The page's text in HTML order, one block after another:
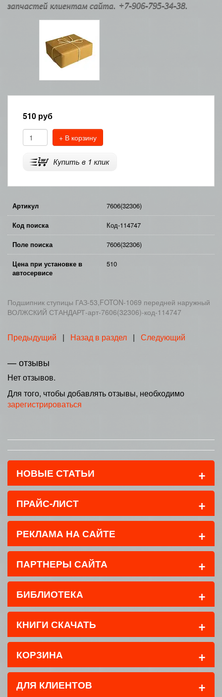
запчастей клиентам сайта. +7-906-795-34-38.
510 руб
+ В корзину
Артикул 7606(32306)
Код поиска Код-114747
Поле поиска 7606(32306)
Цена при установке в
автосервисе
510
Подшипник ступицы ГАЗ-53,FOTON-1069 передней наружный
ВОЛЖСКИЙ СТАНДАРТ-арт-7606(32306)-код-114747
Предыдущий | Назад в раздел | Следующий
— отзывы
Нет отзывов.
Для того, чтобы добавлять отзывы, необходимо
зарегистрироваться
НОВЫЕ СТАТЬИ +
ПРАЙС-ЛИСТ +
РЕКЛАМА НА САЙТЕ +
ПАРТНЕРЫ САЙТА +
БИБЛИОТЕКА +
КНИГИ СКАЧАТЬ +
КОРЗИНА +
ДЛЯ КЛИЕНТОВ +